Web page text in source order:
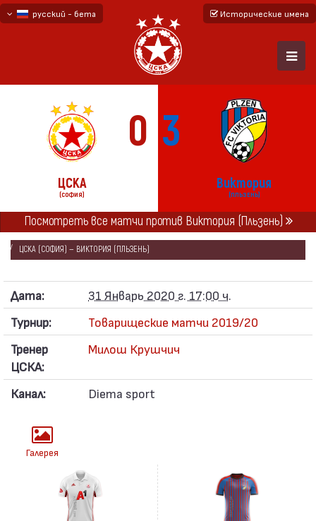
русский - бета
Исторические имена
0 3
ЦСКА
(СОФИЯ)
Виктория
(ПЛЬЗЕНЬ)
Посмотреть все матчи против Виктория (Пльзень)
ГЛАВНАЯ СЕЗОНЫ 2019/20
ТОВАРИЩЕСКИЕ МАТЧИ 2019/20
ЦСКА (СОФИЯ) — ВИКТОРИЯ (ПЛЬЗЕНЬ)
Дата:
31 Январь 2020 г. 17:00 ч.
Турнир:
Товарищеские матчи 2019/20
Тренер
ЦСКА:
Милош Крушчич
Канал: Diema sport
Галерея